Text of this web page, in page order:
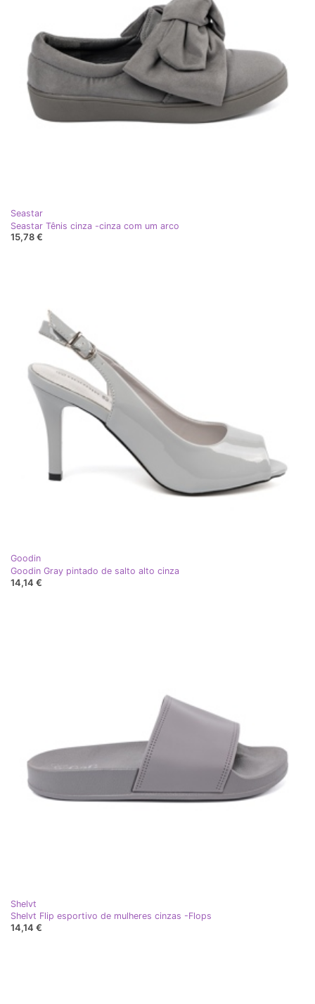
Seastar
Seastar Tênis cinza -cinza com um arco
15,78 €
Goodin
Goodin Gray pintado de salto alto cinza
14,14 €
Shelvt
Shelvt Flip esportivo de mulheres cinzas -Flops
14,14 €